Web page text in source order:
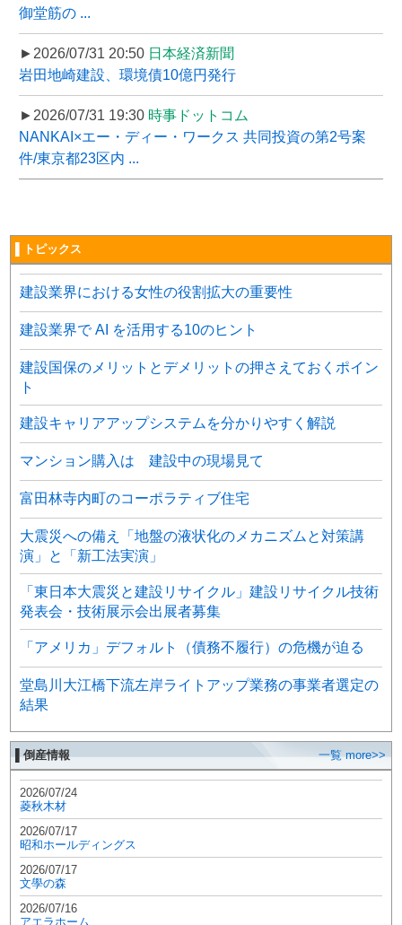
御堂筋の ...
►2026/07/31 20:50 日本経済新聞
岩田地崎建設、環境債10億円発行
►2026/07/31 19:30 時事ドットコム
NANKAI×エー・ディー・ワークス 共同投資の第2号案
件/東京都23区内 ...
▌トピックス
建設業界における女性の役割拡大の重要性
建設業界で AI を活用する10のヒント
建設国保のメリットとデメリットの押さえておくポイン
ト
建設キャリアアップシステムを分かりやすく解説
マンション購入は 建設中の現場見て
富田林寺内町のコーポラティブ住宅
大震災への備え「地盤の液状化のメカニズムと対策講
演」と「新工法実演」
「東日本大震災と建設リサイクル」建設リサイクル技術
発表会・技術展示会出展者募集
「アメリカ」デフォルト（債務不履行）の危機が迫る
堂島川大江橋下流左岸ライトアップ業務の事業者選定の
結果
▌倒産情報 一覧 more>>
2026/07/24
菱秋木材
2026/07/17
昭和ホールディングス
2026/07/17
文學の森
2026/07/16
アエラホーム